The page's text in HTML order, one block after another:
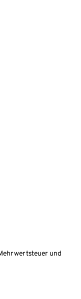
und